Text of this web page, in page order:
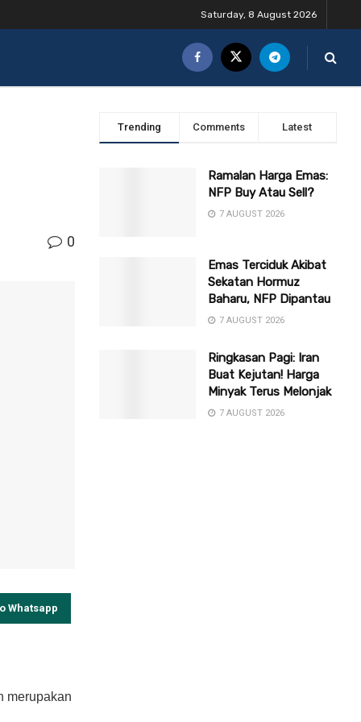
Saturday, 8 August 2026
0
Whatsapp
merupakan
Trending Comments Latest
Ramalan Harga Emas:
NFP Buy Atau Sell?
7 AUGUST 2026
Emas Terciduk Akibat
Sekatan Hormuz
Baharu, NFP Dipantau
7 AUGUST 2026
Ringkasan Pagi: Iran
Buat Kejutan! Harga
Minyak Terus Melonjak
7 AUGUST 2026